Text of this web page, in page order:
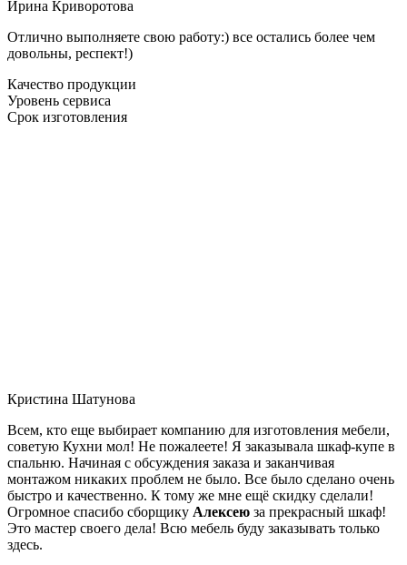
Ирина Криворотова
Отлично выполняете свою работу:) все остались более чем
довольны, респект!)
Качество продукции
Уровень сервиса
Срок изготовления
Кристина Шатунова
Всем, кто еще выбирает компанию для изготовления мебели,
советую Кухни мол! Не пожалеете! Я заказывала шкаф-купе в
спальню. Начиная с обсуждения заказа и заканчивая
монтажом никаких проблем не было. Все было сделано очень
быстро и качественно. К тому же мне ещё скидку сделали!
Огромное спасибо сборщику Алексею за прекрасный шкаф!
Это мастер своего дела! Всю мебель буду заказывать только
здесь.